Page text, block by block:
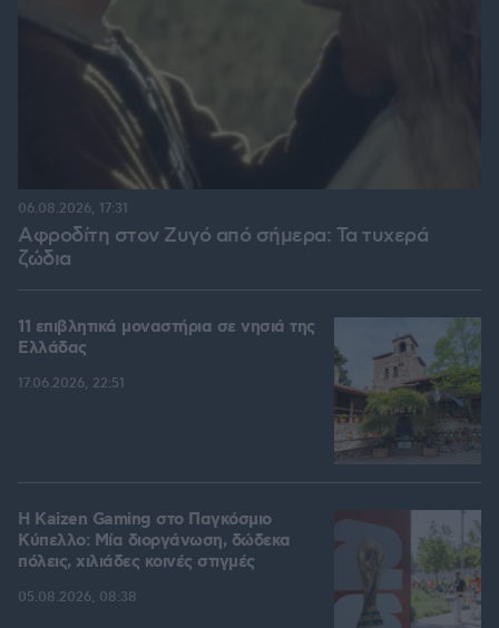
Αφροδίτη στον Ζυγό από σήμερα: Τα τυχερά
ζώδια
06.08.2026, 17:31
11 επιβλητικά μοναστήρια σε νησιά της
Ελλάδας
17.06.2026, 22:51
H Kaizen Gaming στο Παγκόσμιο
Kύπελλο: Μία διοργάνωση, δώδεκα
πόλεις, χιλιάδες κοινές στιγμές
05.08.2026, 08:38